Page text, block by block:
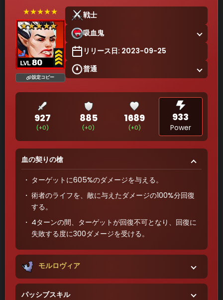
★★★★★
設定コピー
戦士
吸血鬼
リリース日: 2023-09-25
普通
927
(+0)
885
(+0)
1689
(+0)
933
Power
血の契りの槍
ターゲットに605%のダメージを与える。
術者のライフを、敵に与えたダメージの100%分回復
する。
4ターンの間、ターゲットが回復不可となり、回復に
失敗する度に300ダメージを受ける。
モルロヴィア
パッシブスキル